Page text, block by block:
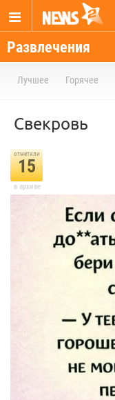
Развлечения
Лучшее Горячее
Свекровь
отметили
15
в архиве